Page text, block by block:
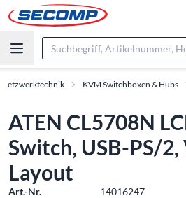
Netzwerktechnik KVM Switchboxen & Hubs
ATEN CL5708N
Switch, USB-PS/2,
Layout
Art.-Nr.
14016247